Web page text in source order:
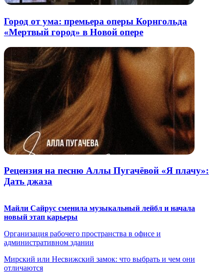
Город от ума: премьера оперы Корнгольда
«Мертвый город» в Новой опере
Рецензия на песню Аллы Пугачёвой «Я плачу»:
Дать джаза
Майли Сайрус сменила музыкальный лейбл и начала
новый этап карьеры
Организация рабочего пространства в офисе и
административном здании
Мирский или Несвижский замок: что выбрать и чем они
отличаются